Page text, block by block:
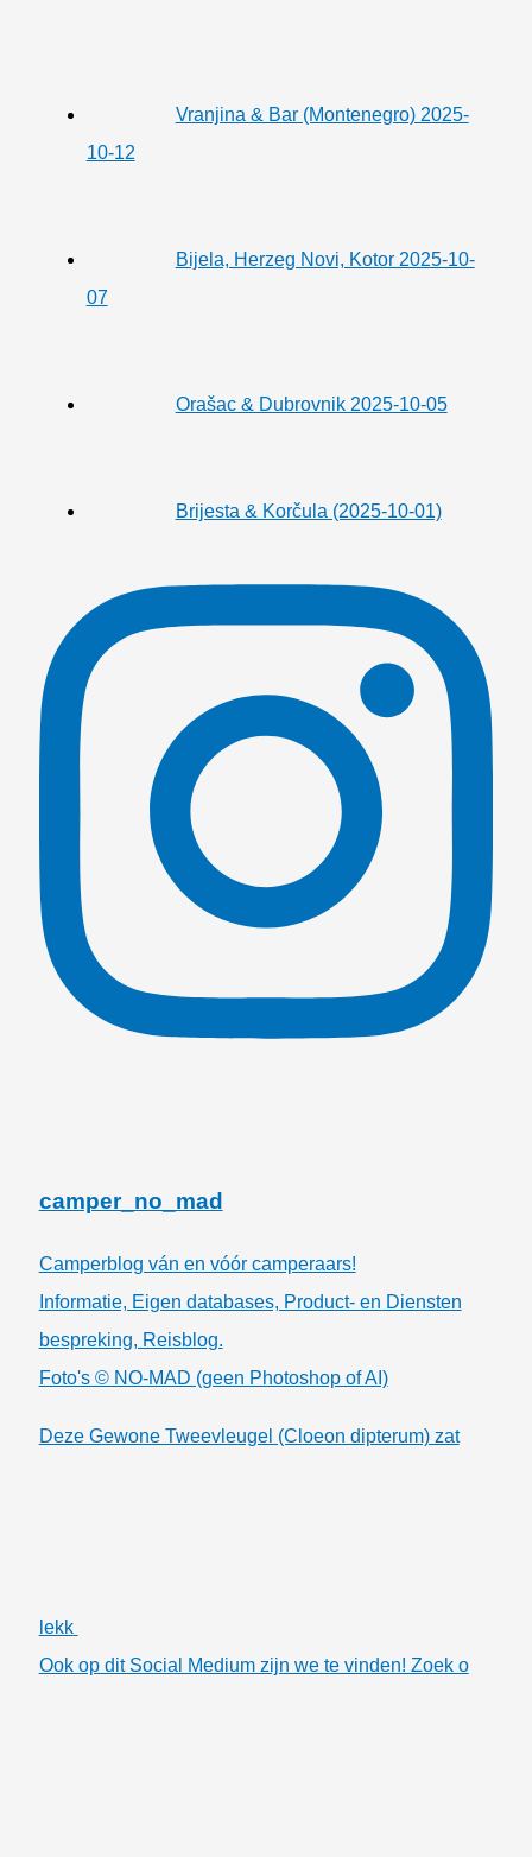
Vranjina & Bar (Montenegro) 2025-
10-12
Bijela, Herzeg Novi, Kotor 2025-10-
07
Orašac & Dubrovnik 2025-10-05
Brijesta & Korčula (2025-10-01)
camper_no_mad
Camperblog ván en vóór camperaars!
Informatie, Eigen databases, Product- en Diensten
bespreking, Reisblog.
Foto's © NO-MAD (geen Photoshop of AI)
Deze Gewone Tweevleugel (Cloeon dipterum) zat
lekk
Ook op dit Social Medium zijn we te vinden! Zoek o